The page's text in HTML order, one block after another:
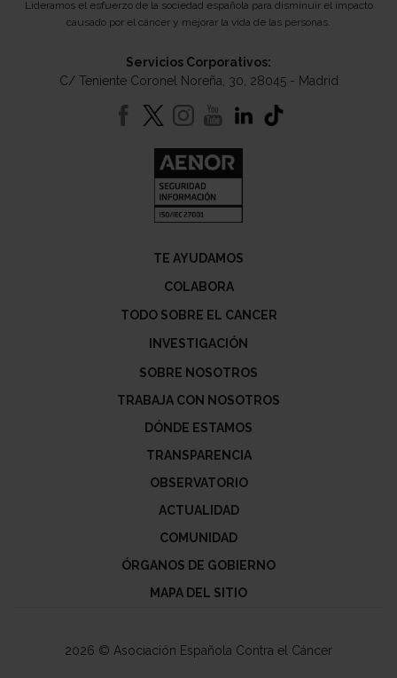
Lideramos el esfuerzo de la sociedad española para disminuir el impacto
causado por el cáncer y mejorar la vida de las personas.
Servicios Corporativos:
C/ Teniente Coronel Noreña, 30, 28045 - Madrid
TE AYUDAMOS
COLABORA
TODO SOBRE EL CANCER
INVESTIGACIÓN
SOBRE NOSOTROS
TRABAJA CON NOSOTROS
DÓNDE ESTAMOS
TRANSPARENCIA
OBSERVATORIO
ACTUALIDAD
COMUNIDAD
ÓRGANOS DE GOBIERNO
MAPA DEL SITIO
2026 © Asociación Española Contra el Cáncer